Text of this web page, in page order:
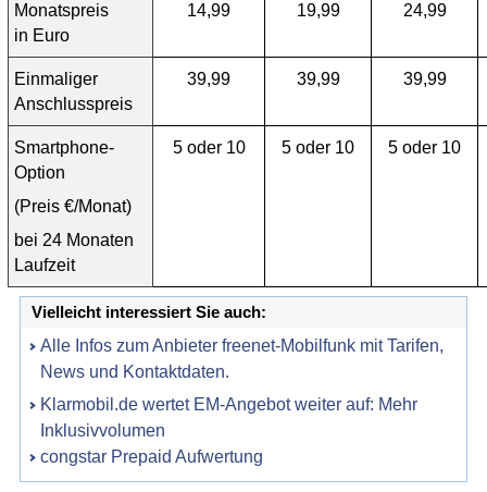
Monatspreis
in Euro
14,99 19,99 24,99
Einmaliger
Anschlusspreis
39,99 39,99 39,99
Smartphone-
Option
(Preis €/Monat)
bei 24 Monaten
Laufzeit
5 oder 10 5 oder 10 5 oder 10
Vielleicht interessiert Sie auch:
Alle Infos zum Anbieter freenet-Mobilfunk mit Tarifen,
News und Kontaktdaten.
Klarmobil.de wertet EM-Angebot weiter auf: Mehr
Inklusivvolumen
congstar Prepaid Aufwertung